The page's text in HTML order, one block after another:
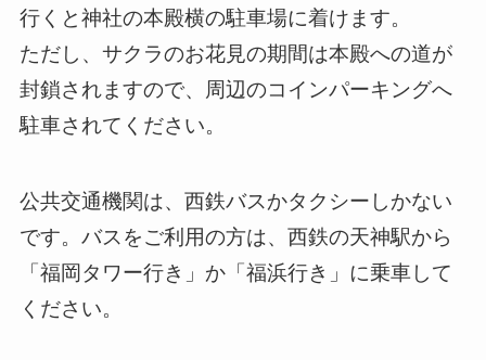
行くと神社の本殿横の駐車場に着けます。
ただし、サクラのお花見の期間は本殿への道が
封鎖されますので、周辺のコインパーキングへ
駐車されてください。
公共交通機関は、西鉄バスかタクシーしかない
です。バスをご利用の方は、西鉄の天神駅から
「福岡タワー行き」か「福浜行き」に乗車して
ください。